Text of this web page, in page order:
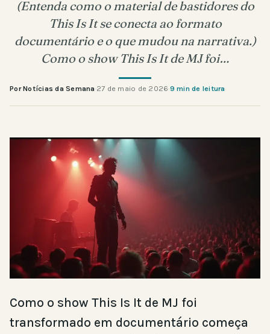
(Entenda como o material de bastidores do
This Is It se conecta ao formato
documentário e o que mudou na narrativa.)
Como o show This Is It de MJ foi…
Por Notícias da Semana·27 de maio de 2026·9 min de leitura
Como o show This Is It de MJ foi
transformado em documentário começa